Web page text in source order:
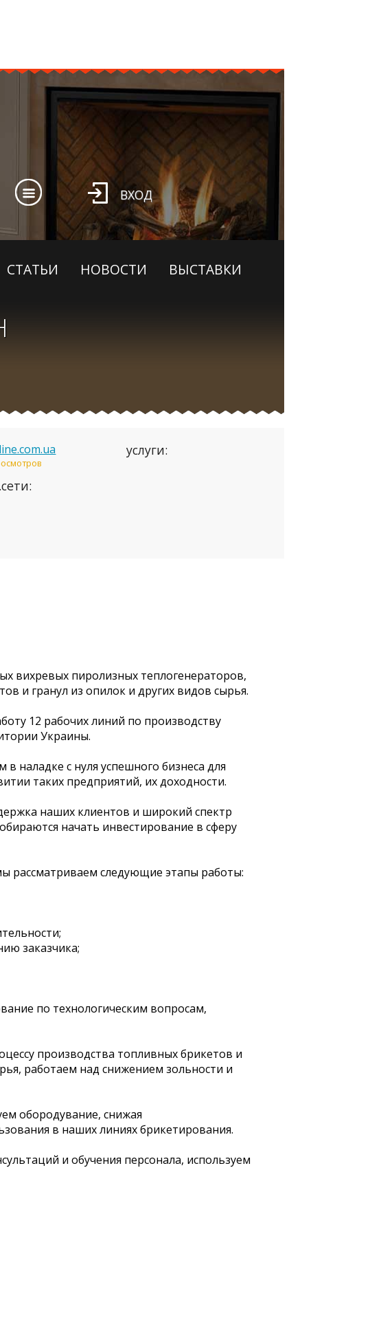
ВХОД
СТАТЬИ НОВОСТИ ВЫСТАВКИ
услуги:
вихревых пиролизных теплогенераторов,
и гранул из опилок и других видов сырья.
12 рабочих линий по производству
Украины.
наладке с нуля успешного бизнеса для
таких предприятий, их доходности.
наших клиентов и широкий спектр
начать инвестирование в сферу
рассматриваем следующие этапы работы:
заказчика;
по технологическим вопросам,
производства топливных брикетов и
работаем над снижением зольности и
обородувание, снижая
в наших линиях брикетирования.
и обучения персонала, используем